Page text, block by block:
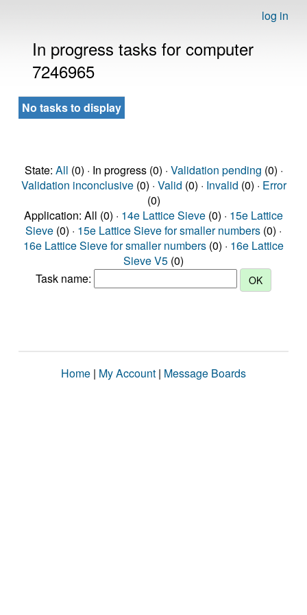
log in
In progress tasks for computer
7246965
No tasks to display
State: All (0) · In progress (0) · Validation pending (0) ·
Validation inconclusive(0) · Valid (0) · Invalid (0) · Error
(0)
Application: All (0) · 14e Lattice Sieve (0) · 15e Lattice
Sieve (0) · 15e Lattice Sieve for smaller numbers (0) ·
16e Lattice Sieve for smaller numbers (0) · 16e Lattice
Sieve V5 (0)
Task name:
Home | My Account | Message Boards